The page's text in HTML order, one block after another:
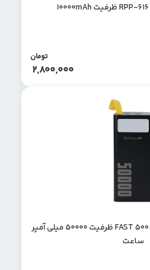
2,800,000
تومان
پاوربانک برند کالوس مدل FAST 500 ظرفیت 50000 میلی آمپر
ساعت